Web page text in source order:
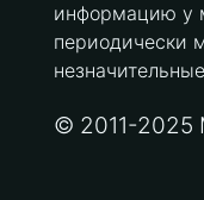
информацию у
периодически
© 2011-2025